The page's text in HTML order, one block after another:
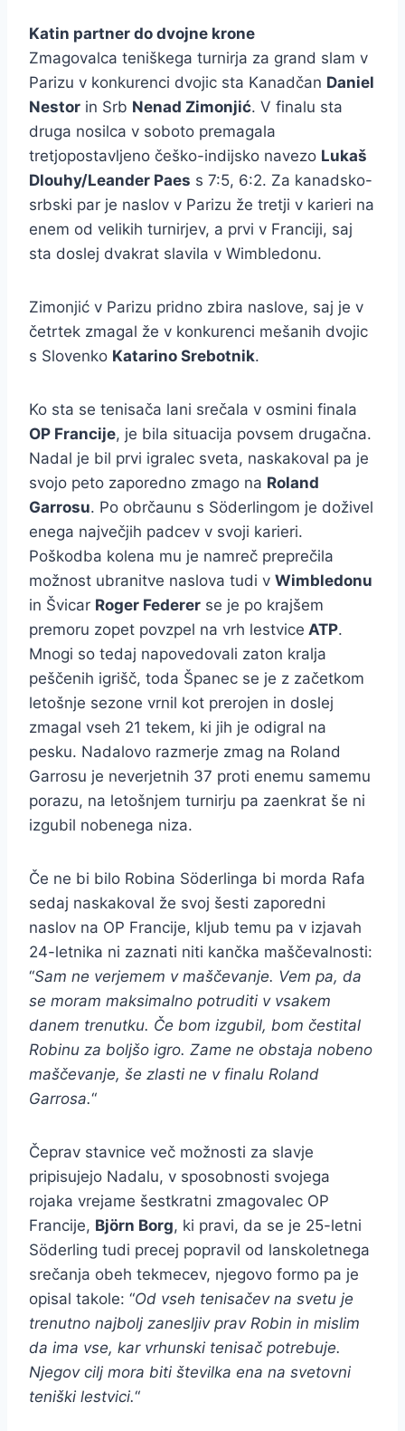
Katin partner do dvojne krone
Zmagovalca teniškega turnirja za grand slam v
Parizu v konkurenci dvojic sta Kanadčan Daniel
Nestor in Srb Nenad Zimonjić. V finalu sta
druga nosilca v soboto premagala
tretjopostavljeno češko-indijsko navezo Lukaš
Dlouhy/Leander Paes s 7:5, 6:2. Za kanadsko-
srbski par je naslov v Parizu že tretji v karieri na
enem od velikih turnirjev, a prvi v Franciji, saj
sta doslej dvakrat slavila v Wimbledonu.
Zimonjić v Parizu pridno zbira naslove, saj je v
četrtek zmagal že v konkurenci mešanih dvojic
s Slovenko Katarino Srebotnik.
Ko sta se tenisača lani srečala v osmini finala
OP Francije, je bila situacija povsem drugačna.
Nadal je bil prvi igralec sveta, naskakoval pa je
svojo peto zaporedno zmago na Roland
Garrosu. Po obrčaunu s Söderlingom je doživel
enega največjih padcev v svoji karieri.
Poškodba kolena mu je namreč preprečila
možnost ubranitve naslova tudi v Wimbledonu
in Švicar Roger Federer se je po krajšem
premoru zopet povzpel na vrh lestvice ATP.
Mnogi so tedaj napovedovali zaton kralja
peščenih igrišč, toda Španec se je z začetkom
letošnje sezone vrnil kot prerojen in doslej
zmagal vseh 21 tekem, ki jih je odigral na
pesku. Nadalovo razmerje zmag na Roland
Garrosu je neverjetnih 37 proti enemu samemu
porazu, na letošnjem turnirju pa zaenkrat še ni
izgubil nobenega niza.
Če ne bi bilo Robina Söderlinga bi morda Rafa
sedaj naskakoval že svoj šesti zaporedni
naslov na OP Francije, kljub temu pa v izjavah
24-letnika ni zaznati niti kančka maščevalnosti:
“Sam ne verjemem v maščevanje. Vem pa, da
se moram maksimalno potruditi v vsakem
danem trenutku. Če bom izgubil, bom čestital
Robinu za boljšo igro. Zame ne obstaja nobeno
maščevanje, še zlasti ne v finalu Roland
Garrosa.“
Čeprav stavnice več možnosti za slavje
pripisujejo Nadalu, v sposobnosti svojega
rojaka vrejame šestkratni zmagovalec OP
Francije, Björn Borg, ki pravi, da se je 25-letni
Söderling tudi precej popravil od lanskoletnega
srečanja obeh tekmecev, njegovo formo pa je
opisal takole: “Od vseh tenisačev na svetu je
trenutno najbolj zanesljiv prav Robin in mislim
da ima vse, kar vrhunski tenisač potrebuje.
Njegov cilj mora biti številka ena na svetovni
teniški lestvici.“